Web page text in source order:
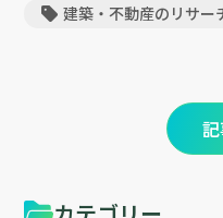
建築・不動産のリサー